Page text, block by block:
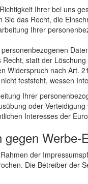
Ihrer bei uns
Sie das Recht, die
Ihrer
Recht, statt der
Widerspruch nach Art.
feststeht, wessen
Ihrer
oder
Interesses der
gegen Werbe-
der
Die Betreiber der